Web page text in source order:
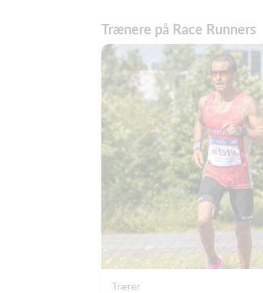
Trænere på Race Runners
Træner